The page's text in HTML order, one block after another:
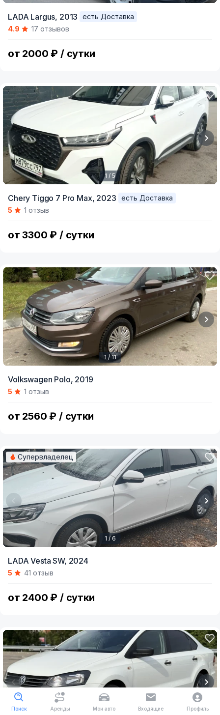
of
LADA Largus, 2013
есть Доставка
4.9
17 отзывов
от 2000 ₽ / сутки
of
1 / 5
Chery Tiggo 7 Pro Max, 2023
есть Доставка
5
1 отзыв
от 3300 ₽ / сутки
of
1 / 11
Volkswagen Polo, 2019
5 1 отзыв
от 2560 ₽ / сутки
of
Супервладелец
1 / 6
LADA Vesta SW, 2024
5 41 отзыв
от 2400 ₽ / сутки
Поиск Аренды Мои авто Входящие Профиль